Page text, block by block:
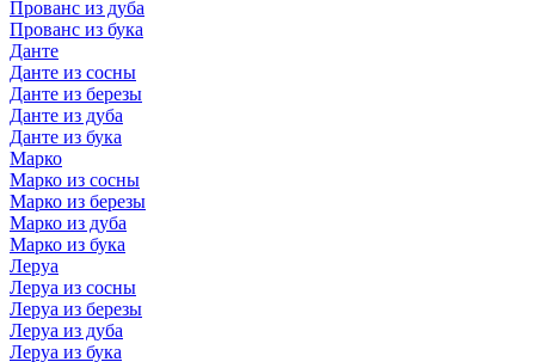
Прованс из дуба
Прованс из бука
Данте
Данте из сосны
Данте из березы
Данте из дуба
Данте из бука
Марко
Марко из сосны
Марко из березы
Марко из дуба
Марко из бука
Леруа
Леруа из сосны
Леруа из березы
Леруа из дуба
Леруа из бука